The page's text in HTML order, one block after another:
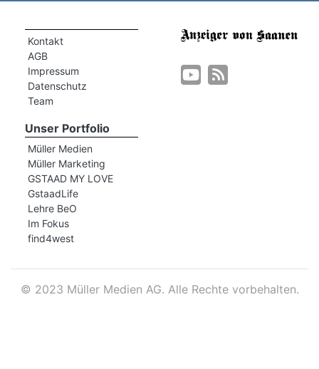
Kontakt
AGB
Impressum
Datenschutz
Team
Unser Portfolio
Müller Medien
Müller Marketing
GSTAAD MY LOVE
GstaadLife
Lehre BeO
Im Fokus
find4west
© 2023 Müller Medien AG. Alle Rechte vorbehalten.